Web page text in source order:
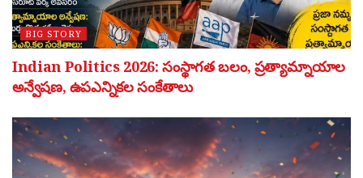
BIG STORY
Indian Politics 2026: సంస్థాగత బలం, ప్రత్యామ్నాయాల
అన్వేషణ, ఉపఎన్నికల సంకేతాలు